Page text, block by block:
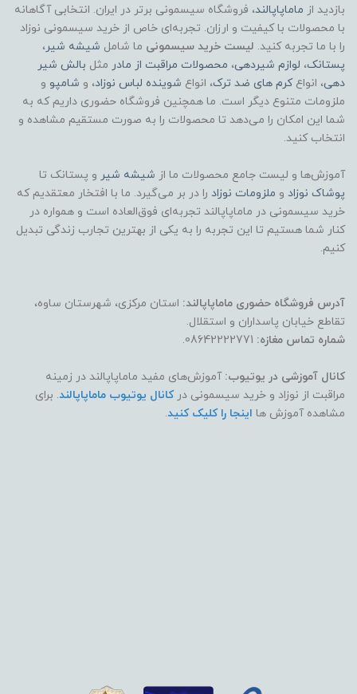
بازدید از ماماپاپالند، فروشگاه سیسمونی برتر در ایران. انتخابی آگاهانه
با محصولات با کیفیت و ارزان. تجربه‌ای خاص از خرید سیسمونی نوزاد
را با ما تجربه کنید. لیست خرید سیسمونی ما شامل شیشه شیر ،
پستانک، لوازم شیردهی، محصولات مراقبت از مادر مثل بالش شیر
دهی، انواعکرم های ضد ترک، انواع شوینده لباس نوزاد، و شامپو و
ملزومات متنوع دیگر است. ما همچنین فروشگاه حضوری داریم که به
شما این امکان را می‌دهد تا محصولات را به صورت مستقیم مشاهده و
انتخاب کنید.
آموزش‌ها و لیست جامع محصولات ما از شیشه شیر و پستانک تا
پوشاک نوزاد و ملزومات نوزاد را در بر می‌گیرد. ما با افتخار معتقدیم که
خرید سیسمونی در ماماپاپالند تجربه‌ای فوق‌العاده است و همواره در
کنار شما هستیم تا این تجربه را به یکی از بهترین تجارب زندگی تبدیل
کنیم.
آدرس فروشگاه حضوری ماماپاپالند: استان مرکزی، شهرستان ساوه،
تقاطع خیابان پاسداران و استقلال.
شماره تماس مغازه:
کانال آموزشی در یوتیوب: آموزش‌های مفید ماماپاپالند در زمینه
مراقبت از نوزاد و خرید سیسمونی درکانال یوتیوب ماماپاپالند. برای
مشاهده آموزش ها اینجا را کلیک کنید.